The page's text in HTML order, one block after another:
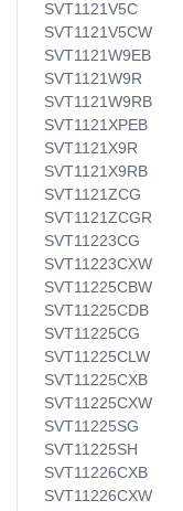
SVT1121V5C
SVT1121V5CW
SVT1121W9EB
SVT1121W9R
SVT1121W9RB
SVT1121XPEB
SVT1121X9R
SVT1121X9RB
SVT1121ZCG
SVT1121ZCGR
SVT11223CG
SVT11223CXW
SVT11225CBW
SVT11225CDB
SVT11225CG
SVT11225CLW
SVT11225CXB
SVT11225CXW
SVT11225SG
SVT11225SH
SVT11226CXB
SVT11226CXW